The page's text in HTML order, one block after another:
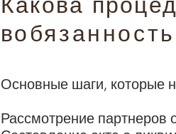
вобязанность
Основные шаги, которые
Рассмотрение